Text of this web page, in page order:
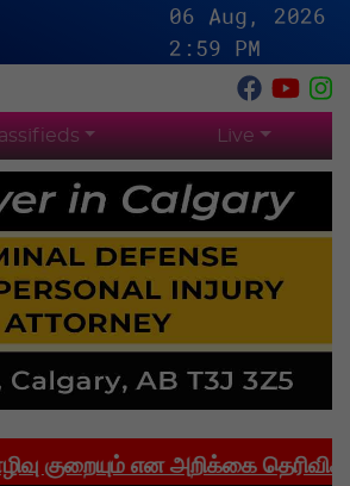
06 Aug, 2026
2:59 PM
Live
என அறிக்கை தெரிவிக்கிறது